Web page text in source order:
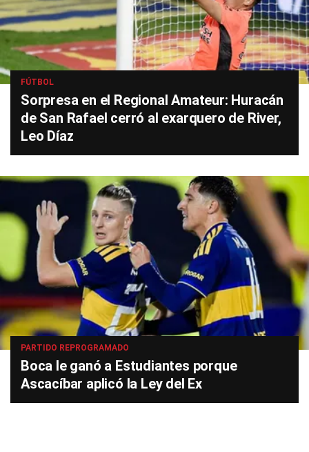
FÚTBOL
Sorpresa en el Regional Amateur: Huracán
de San Rafael cerró al exarquero de River,
Leo Díaz
PARTIDO REPROGRAMADO
Boca le ganó a Estudiantes porque
Ascacíbar aplicó la Ley del Ex